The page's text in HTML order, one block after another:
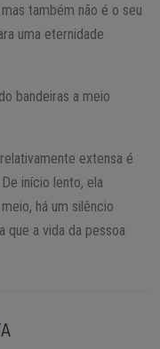
também não é o seu
uma eternidade
bandeiras a meio
extensa é
início lento, ela
há um silêncio
que a vida da pessoa